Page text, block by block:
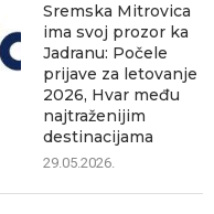
Sremska Mitrovica
ima svoj prozor ka
Jadranu: Počele
prijave za letovanje
2026, Hvar među
najtraženijim
destinacijama
29.05.2026.